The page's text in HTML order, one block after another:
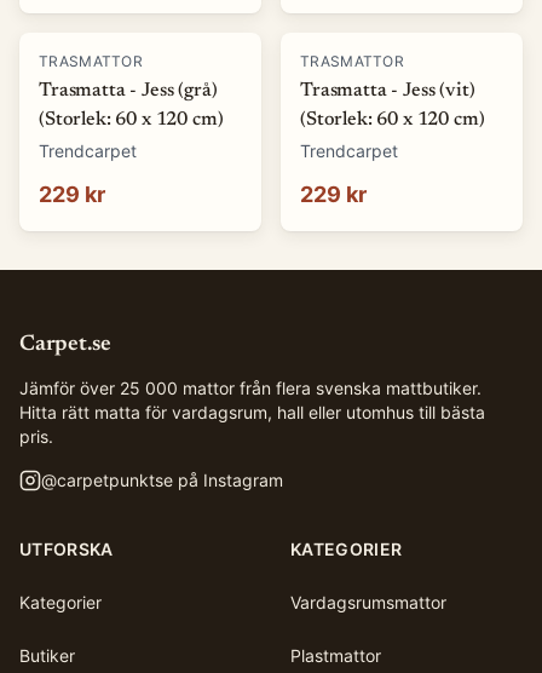
TRASMATTOR
Trasmatta - Jess (grå)
(Storlek: 60 x 120 cm)
Trendcarpet
229 kr
TRASMATTOR
Trasmatta - Jess (vit)
(Storlek: 60 x 120 cm)
Trendcarpet
229 kr
Carpet.se
Jämför över 25 000 mattor från flera svenska mattbutiker.
Hitta rätt matta för vardagsrum, hall eller utomhus till bästa
pris.
@carpetpunktse på Instagram
UTFORSKA
Kategorier
Butiker
KATEGORIER
Vardagsrumsmattor
Plastmattor